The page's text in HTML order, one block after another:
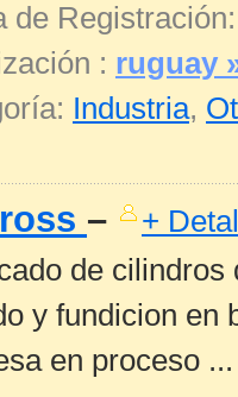
de Registración:
: ruguay
Industria,
– +
de cilindros
y fundicion en
en proceso ...